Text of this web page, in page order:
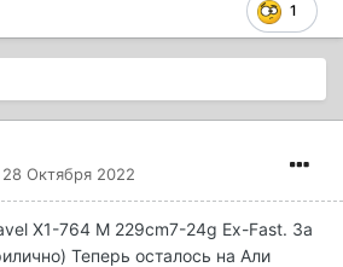
1
28 Октября 2022
X1-764 M 229cm7-24g Ex-Fast. За
Теперь осталось на Али